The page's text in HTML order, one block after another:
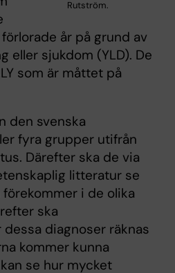
Rutström.
år på grund av
eller sjukdom (YLD). De
som är måttet på
den svenska
fyra grupper utifrån
Därefter ska de via
litteratur se
i de olika
ska
diagnoser räknas
kommer kunna
se hur mycket